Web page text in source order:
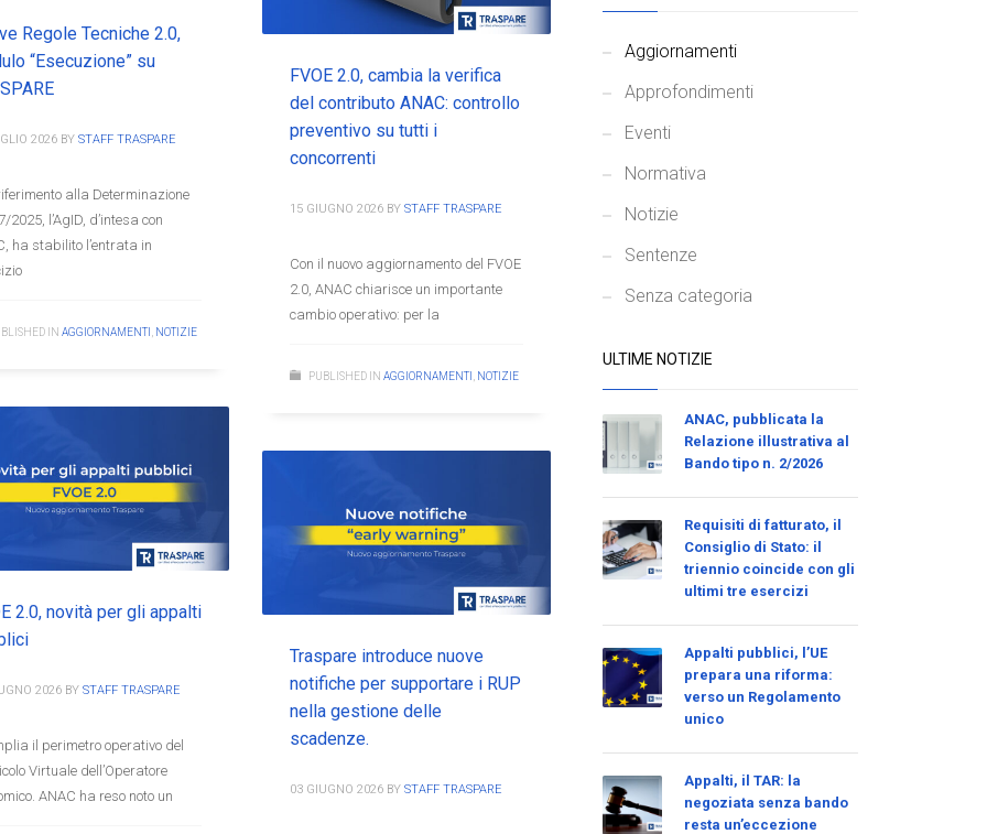
Regole Tecniche 2.0,
“Esecuzione” su
2026 BY STAFF TRASPARE
alla Determinazione
2025, l’AgID, d’intesa con
ha stabilito l’entrata in
IN AGGIORNAMENTI NOTIZIE
FVOE 2.0, cambia la verifica
del contributo ANAC: controllo
preventivo su tutti i
concorrenti
15 GIUGNO 2026 BY STAFF TRASPARE
Con il nuovo aggiornamento del FVOE
2.0, ANAC chiarisce un importante
cambio operativo: per la
PUBLISHED IN AGGIORNAMENTI NOTIZIE
2.0, novità per gli appalti
2026 BY STAFF TRASPARE
il perimetro operativo del
Virtuale dell’Operatore
ANAC ha reso noto un
Traspare introduce nuove
notifiche per supportare i RUP
nella gestione delle
scadenze.
03 GIUGNO 2026 BY STAFF TRASPARE
Aggiornamenti
Approfondimenti
Eventi
Normativa
Notizie
Sentenze
Senza categoria
ULTIME NOTIZIE
ANAC, pubblicata la
Relazione illustrativa al
Bando tipo n. 2/2026
Requisiti di fatturato, il
Consiglio di Stato: il
triennio coincide con gli
ultimi tre esercizi
Appalti pubblici, l’UE
prepara una riforma:
verso un Regolamento
unico
Appalti, il TAR: la
negoziata senza bando
resta un’eccezione